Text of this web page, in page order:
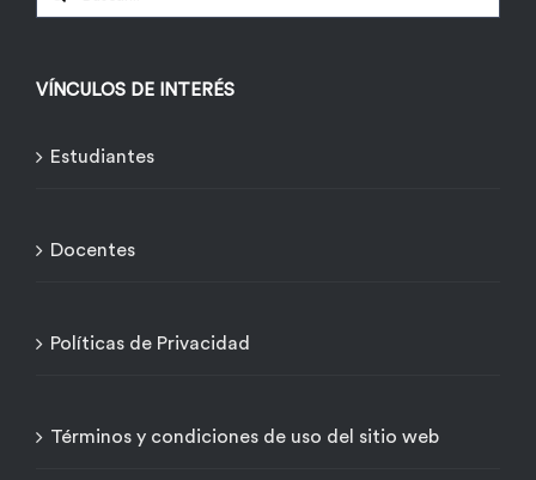
VÍNCULOS DE INTERÉS
Estudiantes
Docentes
Políticas de Privacidad
Términos y condiciones de uso del sitio web